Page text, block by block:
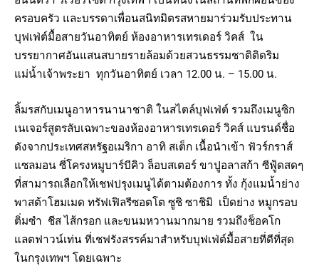
ครอบครัว และบรรดาเพื่อนสนิทมิตรสหายมาร่วมรับประทาน
บุฟเฟ่ต์มื้อสายวันอาทิตย์ ห้องอาหารเทรเดอร์ วิคส์ ใน
บรรยากาศอันแสนสบายรายล้อมด้วยสวนธรรมชาติติดริม
แม่น้ำเจ้าพระยา ทุกวันอาทิตย์ เวลา 12.00 น. – 15.00 น.
ลิ้มรสกับเมนูอาหารนานาชาติ ในสไตล์บุฟเฟ่ต์ รวมถึงเมนูซิก
เนเจอร์สูตรลับเฉพาะของห้องอาหารเทรเดอร์ วิคส์ แบรนด์ชื่อ
ดังจากประเทศสหรัฐอเมริกา อาทิ สเต็ก เนื้อนำเข้า ฟัวร์กราส์
แซลมอน ซี่โครงหมูบาร์บีคิว ล็อบสเตอร์ ขาปูอลาสก้า ซีฟู้ดสดๆ
ที่สามารถเลือกให้เชฟปรุงเมนูได้ตามต้องการ ทั้ง กุ้งแมน้ำย่าง
พาสต้าโฮมเมด ทรัฟเฟิลรีซอตโต ซูชิ ซาชิมิ เป็ดย่าง หมูกรอบ
ติ่มซำ ชีส ไส้กรอก และขนมหวานมากมาย รวมถึงช็อคโก
แลตฟาวน์เท่น ที่เชฟรังสรรค์มาสำหรับบุฟเฟ่ต์มื้อสายที่ดีที่สุด
ในกรุงเทพฯ โดยเฉพาะ